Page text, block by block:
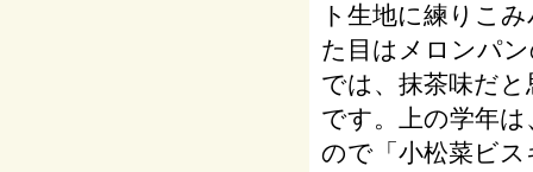
ト生地に練りこ
た目はメロンパ
では、抹茶味だ
です。上の学年
ので「小松菜ビ